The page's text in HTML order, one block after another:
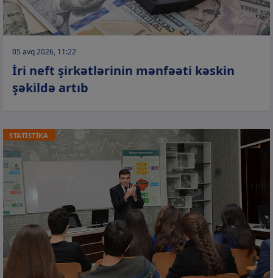
05 avq 2026, 11:22
İri neft şirkətlərinin mənfəəti kəskin
şəkildə artıb
STATİSTİKA